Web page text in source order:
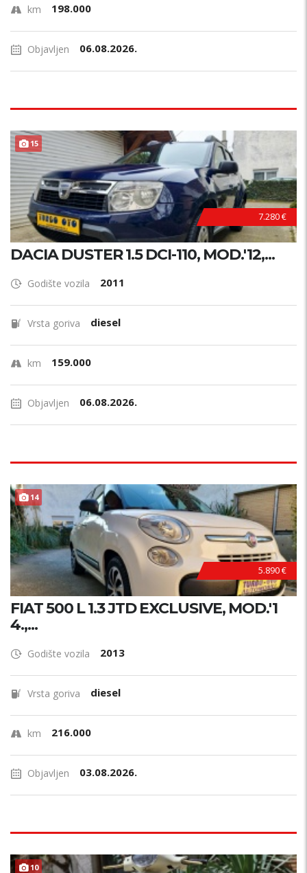
km 198.000
Objavljen 06.08.2026.
15
7.280 €
DACIA DUSTER 1.5 DCI-110, MOD.'12,...
Godište vozila 2011
Vrsta goriva diesel
km 159.000
Objavljen 06.08.2026.
14
5.890 €
FIAT 500 L 1.3 JTD EXCLUSIVE, MOD.'1
4.,...
Godište vozila 2013
Vrsta goriva diesel
km 216.000
Objavljen 03.08.2026.
10